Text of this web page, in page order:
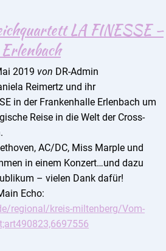
LA FINESSE –
2019 von DR-Admin
Reimertz und ihr
in der Frankenhalle Erlenbach um
Reise in die Welt der Cross-
AC/DC, Miss Marple und
in einem Konzert…und dazu
– vielen Dank dafür!
Echo:
regional/kreis-miltenberg/Vom-